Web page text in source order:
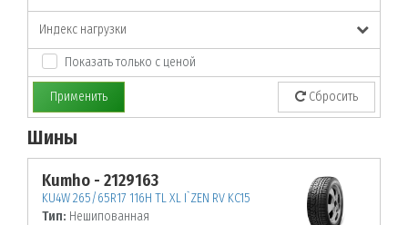
Индекс нагрузки
Показать только с ценой
Применить Сбросить
Шины
Kumho - 2129163
KU4W 265/65R17 116H TL XL I`ZEN RV KC15
Тип: Нешипованная
По заданным параметрам товары не найдены!